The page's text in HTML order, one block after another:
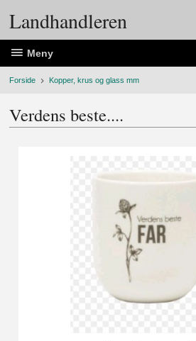
Landhandleren
Meny
Forside Kopper, krus og glass mm
Verdens beste....